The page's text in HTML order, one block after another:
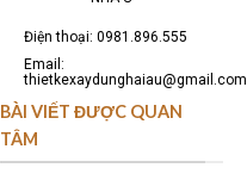
Điện thoại: 0981.896.555
Email:
thietkexaydunghaiau@gmail.com
BÀI VIẾT ĐƯỢC QUAN
TÂM